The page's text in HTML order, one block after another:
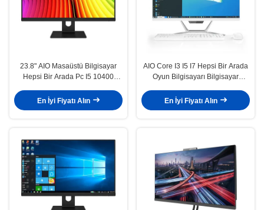
23.8" AIO Masaüstü Bilgisayar
Hepsi Bir Arada Pc I5 10400
İhale İçin
En İyi Fiyatı Alın
AIO Core I3 I5 I7 Hepsi Bir Arada
Oyun Bilgisayarı Bilgisayar
21.5 "23.8"
En İyi Fiyatı Alın